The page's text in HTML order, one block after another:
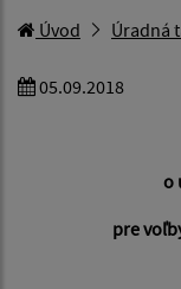
Úvod Úradná
05.09.2018
o
pre